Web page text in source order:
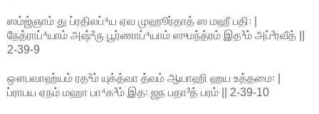
ஸம்ஜ்ஞாம் து ப்ரதிலப்⁴ய ஏவ முஹூர்தாத் ஸ மஹீ பதி꞉ |
நேத்ராப்⁴யாம் அஷ்²ரு பூர்ணாப்⁴யாம் ஸுமந்த்ரம் இத³ம் அப்³ரவீத் ||
2-39-9
ஔபவாஹ்யம் ரத²ம் யுக்த்வா த்வம் ஆயாஹி ஹய உத்தமை꞉ |
ப்ராபய ஏநம் மஹா பா⁴க³ம் இத꞉ ஜந பதா³த் பரம் || 2-39-10